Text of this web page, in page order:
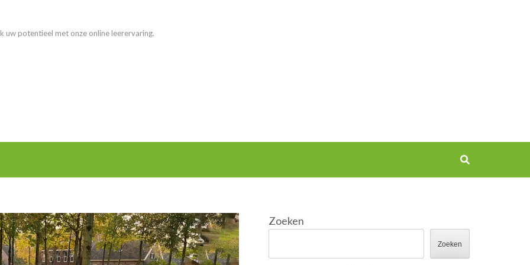
uw potentieel met onze online leerervaring.
Zoeken
Zoeken